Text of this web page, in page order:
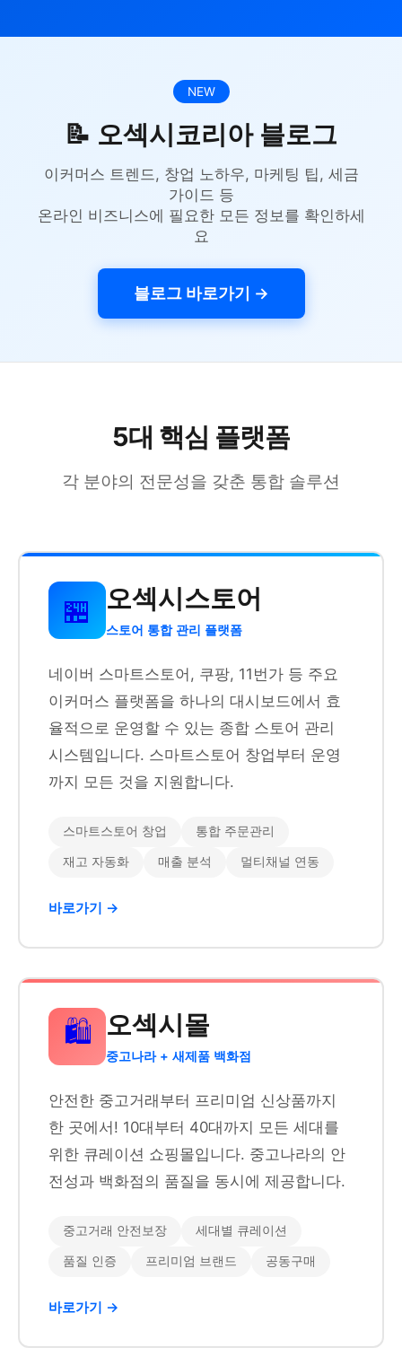
NEW
📝 오섹시코리아 블로그
이커머스 트렌드, 창업 노하우, 마케팅 팁, 세금
가이드 등
온라인 비즈니스에 필요한 모든 정보를 확인하세
요
블로그 바로가기 →
5대 핵심 플랫폼
각 분야의 전문성을 갖춘 통합 솔루션
🏪 오섹시스토어
스토어 통합 관리 플랫폼
네이버 스마트스토어, 쿠팡, 11번가 등 주요
이커머스 플랫폼을 하나의 대시보드에서 효
율적으로 운영할 수 있는 종합 스토어 관리
시스템입니다. 스마트스토어 창업부터 운영
까지 모든 것을 지원합니다.
스마트스토어 창업 통합 주문관리
재고 자동화 매출 분석 멀티채널 연동
바로가기 →
🛍️ 오섹시몰
중고나라 + 새제품 백화점
안전한 중고거래부터 프리미엄 신상품까지
한 곳에서! 10대부터 40대까지 모든 세대를
위한 큐레이션 쇼핑몰입니다. 중고나라의 안
전성과 백화점의 품질을 동시에 제공합니다.
중고거래 안전보장 세대별 큐레이션
품질 인증 프리미엄 브랜드 공동구매
바로가기 →